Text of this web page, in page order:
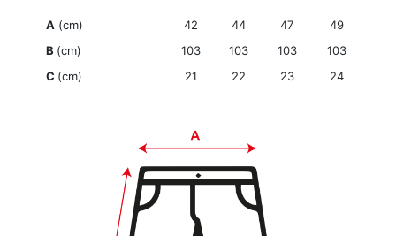
A (cm) 42 44 47
49
B (cm) 103 103 103
103
C (cm) 21 22 23 24